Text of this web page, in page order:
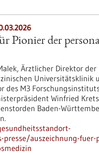
Pionier der
Ärztlicher Direktor der
Universitätsklinik
des M3
Winfried
Baden-
auszeichnung-fuer-